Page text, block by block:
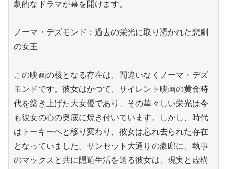
劇的なドラマが幕を開けます。
ノーマ・デズモンド：過去の栄光に取り憑かれた悲劇
の女王
この映画の核となる存在は、間違いなくノーマ・デズ
モンドです。彼女はかつて、サイレント映画の黄金時
代を築き上げた大女優であり、その華々しい栄光は今
も彼女の心の奥底に焼き付いています。しかし、時代
はトーキーへと移り変わり、彼女は忘れ去られた存在
となっていました。サンセット大通りの豪邸に、執事
のマックスと共に隠遁生活を送る彼女は、現実と虚構